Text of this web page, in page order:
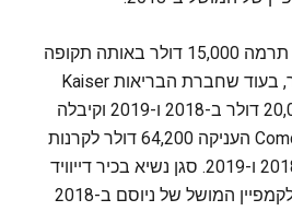
חברת המדיה Comcast תרמה 15,000 דולר באותה תקופה
וקיבלה 20,627,409 דולר, בעוד שחברת הבריאות Kaiser
Permanente תרמה 20,000 דולר ב-2018 ו-2019 וקיבלה
172,217,805 דולר. Comcast העניקה 64,200 דולר לקרנות
הפוליטיות של ניוסם ב-2018 ו-2019. סגן נשיא בכיר דייוויד
כהן העניק 29,200 דולר לקמפיין המושל של ניוסם ב-2018